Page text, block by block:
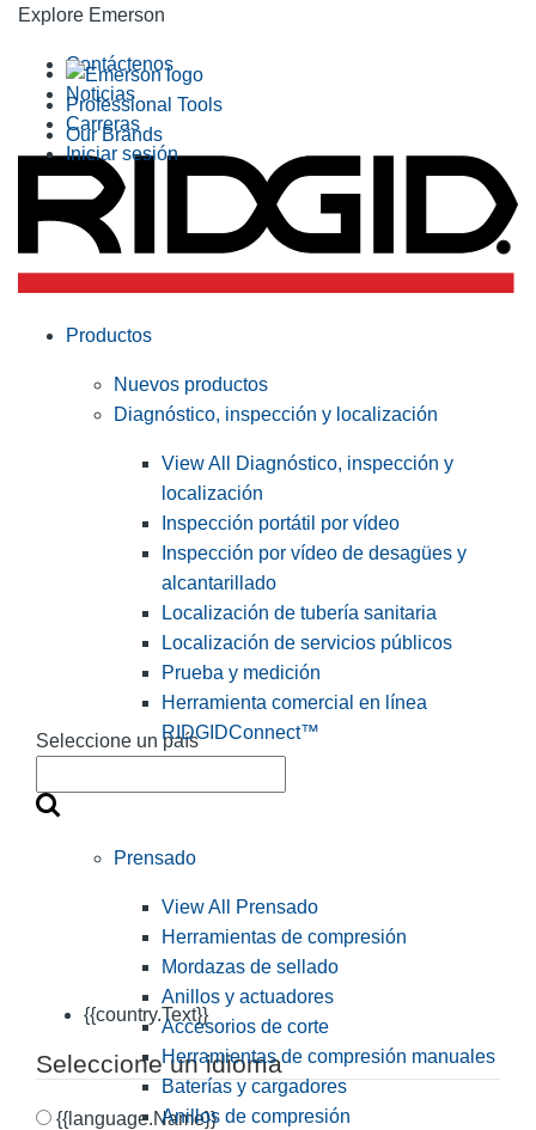
Explore Emerson
Professional Tools
Our Brands
Contáctenos
Noticias
Carreras
Iniciar sesión
Seleccione un país
{{country.Text}}
Seleccione un idioma
{{language.Name}}
Productos
Nuevos productos
Diagnóstico, inspección y localización
View All Diagnóstico, inspección y
localización
Inspección portátil por vídeo
Inspección por vídeo de desagües y
alcantarillado
Localización de tubería sanitaria
Localización de servicios públicos
Prueba y medición
Herramienta comercial en línea
RIDGIDConnect™
Prensado
View All Prensado
Herramientas de compresión
Mordazas de sellado
Anillos y actuadores
Accesorios de corte
Herramientas de compresión manuales
Baterías y cargadores
Anillos de compresión